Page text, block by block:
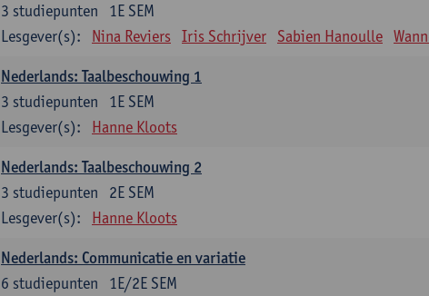
1E SEM
3 studiepunten
Lesgever(s):
Nina Reviers Iris Schrijver Sabien Hanoulle
Nederlands: Taalbeschouwing 1
1E SEM
3 studiepunten
Lesgever(s):
Hanne Kloots
Nederlands: Taalbeschouwing 2
2E SEM
3 studiepunten
Lesgever(s):
Hanne Kloots
Nederlands: Communicatie en variatie
1E/2E SEM
6 studiepunten